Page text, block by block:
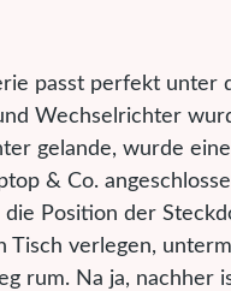
passt perfekt unter
Wechselrichter
gelande, wurde
& Co.
die Position der
Tisch verlegen,
rum. Na ja, nachher